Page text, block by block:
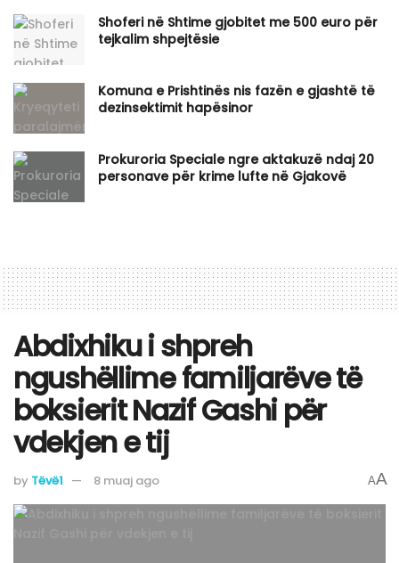
Shoferi në Shtime gjobitet me 500 euro për
tejkalim shpejtësie
Komuna e Prishtinës nis fazën e gjashtë të
dezinsektimit hapësinor
Prokuroria Speciale ngre aktakuzë ndaj 20
personave për krime lufte në Gjakovë
Abdixhiku i shpreh
ngushëllime familjarëve të
boksierit Nazif Gashi për
vdekjen e tij
by Tëvë1 8 muaj ago AA